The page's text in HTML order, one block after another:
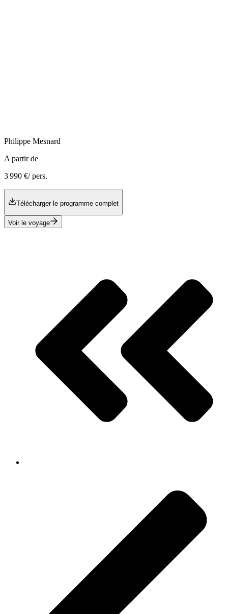
Philippe Mesnard
A partir de
3 990 €/ pers.
Télécharger le programme complet
Voir le voyage